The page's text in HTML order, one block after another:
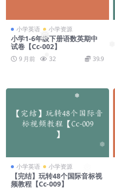
❅
❅
❅
❅
❅
小学英语 小学资源
小学1-6年级下册语数英期中
试卷【Cc-002】
9 月前 32 39.9
小学英语 小学资源
【完结】玩转48个国际音标视
频教程【Cc-009】